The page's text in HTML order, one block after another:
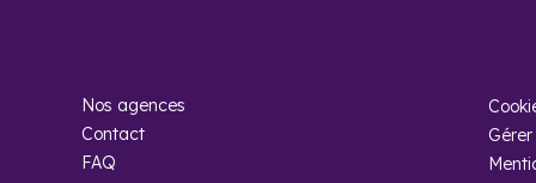
Nos agences
Contact
FAQ